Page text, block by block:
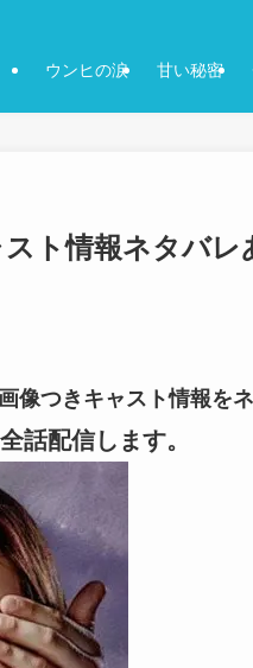
ウンヒの涙 甘い秘密
ト情報ネタバレ
像つきキャスト情報を
話配信します。